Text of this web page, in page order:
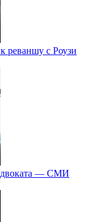
реваншу с Роузи
— СМИ